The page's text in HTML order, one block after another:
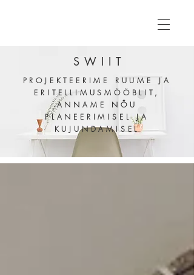
SWIIT
PROJEKTEERIME RUUME JA
ERITELLIMUSMÖÖBLIT,
ANNAME NÕU
PLANEERIMISEL JA
KUJUNDAMISEL